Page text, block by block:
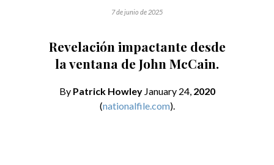
7 de junio de 2025
Revelación impactante desde
la ventana de John McCain.
By Patrick HowleyJanuary 24, 2020
(nationalfile.com).